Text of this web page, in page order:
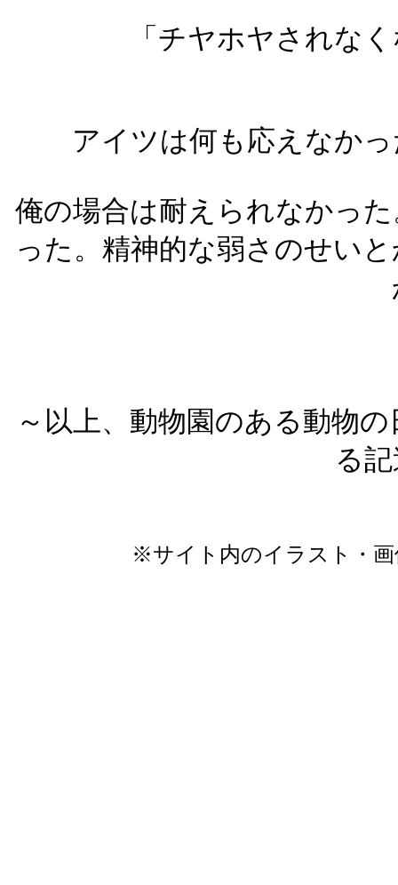
「チヤホヤされな
アイツは何も応えなか
俺の場合は耐えられなかっ
った。精神的な弱さのせい
～以上、動物園のある動物
る
※サイト内のイラスト・